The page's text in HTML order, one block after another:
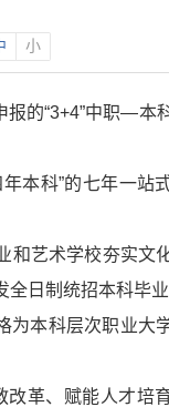
小
的“3+4”中职—本
本科”的七年一站
和艺术学校夯实文
日制统招本科毕业
为本科层次职业大
改革、赋能人才培